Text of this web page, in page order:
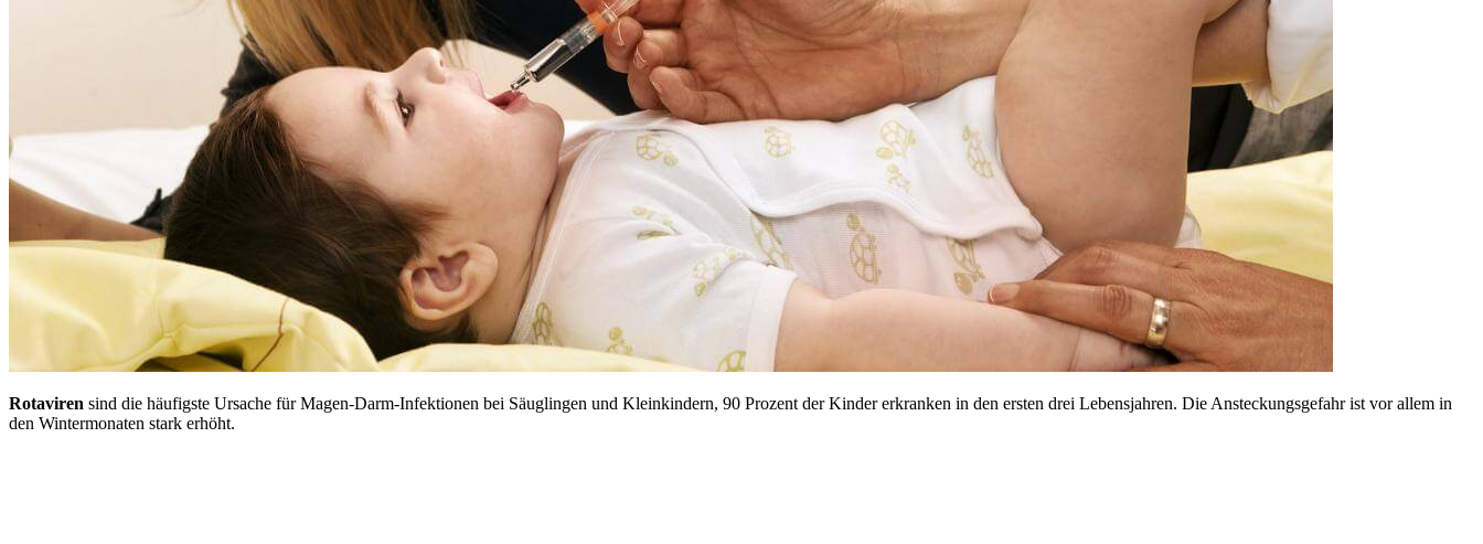
Rotaviren sind die häufigste Ursache für Magen-Darm-Infektionen bei Säuglingen und Kleinkindern, 90 Prozent der Kinder erkranken in den ersten drei Lebensjahren. Die Ansteckungsgefahr ist vor allem in
den Wintermonaten stark erhöht.